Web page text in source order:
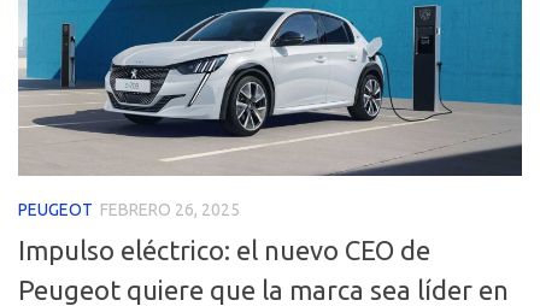
PEUGEOT FEBRERO 26, 2025
Impulso eléctrico: el nuevo CEO de
Peugeot quiere que la marca sea líder en